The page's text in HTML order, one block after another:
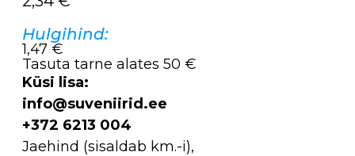
Hulgihind:
1,47 €
Tasuta tarne alates 50 €
Küsi lisa:
info@suveniirid.ee
+372 6213 004
Jaehind (sisaldab km.-i),